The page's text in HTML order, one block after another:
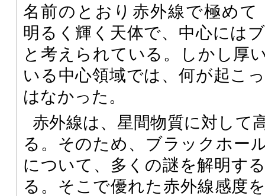
名前のとおり赤外線で極めて
明るく輝く天体で、中心には
と考えられている。しかし厚
いる中心領域では、何が起こ
はなかった。
赤外線は、星間物質に対して
る。そのため、ブラックホー
について、多くの謎を解明す
る。そこで優れた赤外線感度